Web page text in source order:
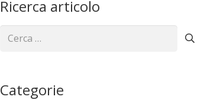
Ricerca articolo
Ricerca
Categorie